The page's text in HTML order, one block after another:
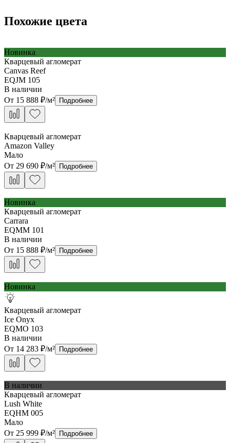
Похожие цвета
Новинка
Кварцевый агломерат
Canvas Reef
EQJM 105
В наличии
От 15 888 ₽/м² Подробнее
Кварцевый агломерат
Amazon Valley
Мало
От 29 690 ₽/м² Подробнее
Новинка
Кварцевый агломерат
Carrara
EQMM 101
В наличии
От 15 888 ₽/м² Подробнее
Новинка
Кварцевый агломерат
Ice Onyx
EQMO 103
В наличии
От 14 283 ₽/м² Подробнее
В наличии
Кварцевый агломерат
Lush White
EQHM 005
Мало
От 25 999 ₽/м² Подробнее